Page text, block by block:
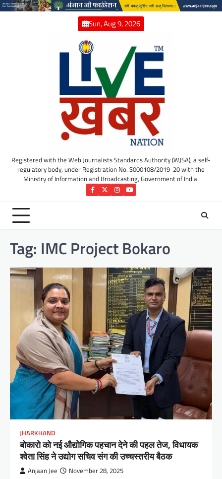
Skip
Sun, Aug 9, 2026
Registered with the Web Journalists Standards Authority (WJSA), a self-
regulatory body, under Registration No. S000108/2019-20 with the
Ministry of Information and Broadcasting, Government of India.
Facebook
TwitterInstagram
YouTube
Tag: IMC Project Bokaro
JHARKHAND
बोकारो को नई औद्योगिक पहचान देने की पहल तेज, विधायक
श्वेता सिंह ने उद्योग सचिव संग की उच्चस्तरीय बैठक
Anjaan Jee November 28, 2025